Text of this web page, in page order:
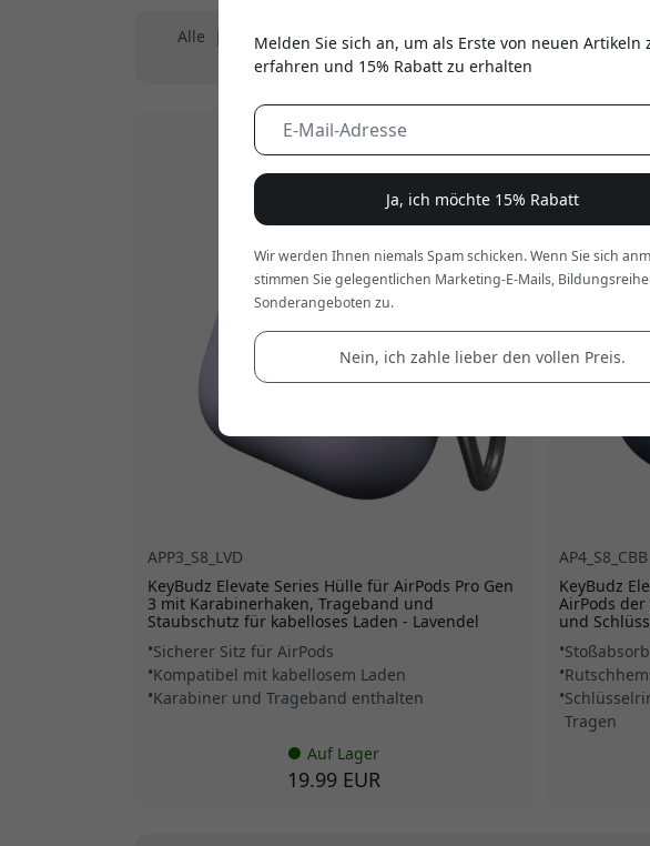
Alle | AirPods Ladecase | AirPods Pro Zubehör | AirPods 3
| Reinigungsset für AirPods
APP3_S8_LVD
KeyBudz Elevate Series Hülle für AirPods Pro Gen
3 mit Karabinerhaken, Trageband und
Staubschutz für kabelloses Laden - Lavendel
Sicherer Sitz für AirPods
Kompatibel mit kabellosem Laden
Karabiner und Trageband enthalten
Auf Lager
19.99 EUR
AP4_S8_CBB
KeyBudz
AirPods
und
Tragen
Melden Sie sich an, um als Erste von neuen Artikeln
erfahren und 15% Rabatt zu erhalten
Ja, ich möchte 15% Rabatt
Wir werden Ihnen niemals Spam schicken. Wenn Sie sich
stimmen Sie gelegentlichen Marketing-E-Mails,
Sonderangeboten zu.
Nein, ich zahle lieber den vollen Preis.